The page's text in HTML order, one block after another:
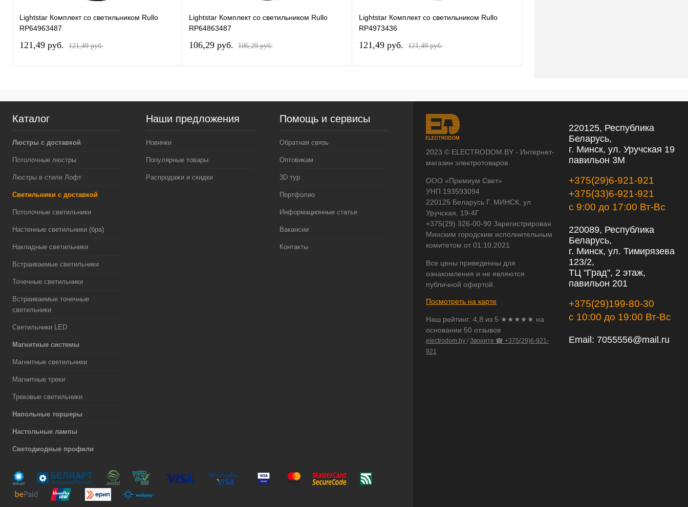
Lightstar Комплект со светильником Rullo
RP64963487
121,49 pуб. 121,49 pуб.
Lightstar Комплект со светильником Rullo
RP64863487
106,29 pуб. 106,29 pуб.
Lightstar Комплект со светильником Rullo
RP4973436
121,49 pуб. 121,49 pуб.
Каталог
Люстры с доставкой
Потолочные люстры
Люстры в стиле Лофт
Светильники с доставкой
Потолочные светильники
Настенные светильники (бра)
Накладные светильники
Встраиваемые светильники
Точечные светильники
Встраиваемые точечные
светильники
Светильники LED
Магнитные системы
Магнитные светильники
Магнитные треки
Трековые светильники
Напольные торшеры
Настольные лампы
Светодиодные профили
Наши предложения
Новинки
Популярные товары
Распродажи и скидки
Помощь и сервисы
Обратная связь
Оптовикам
3D тур
Портфолио
Информационные статьи
Вакансии
Контакты
2023 © ELECTRODOM.BY - Интернет-
магазин электротоваров
ООО «Премиум Свет»
УНП 193593094
220125 Беларусь Г. МИНСК, ул
Уручская, 19-4Г
+375(29) 326-00-90 Зарегистрирован
Минским городским исполнительным
комитетом от 01.10.2021
Все цены приведенны для
ознакомления и не являются
публичной офертой.
Посмотреть на карте
Наш рейтинг: 4,8 из 5 ★★★★★ на
основании 50 отзывов
electrodom.by / Звоните ☎ +375(29)6-921-
921
220125, Республика
Беларусь,
г. Минск, ул. Уручская 19
павильон 3М
+375(29)6-921-921
+375(33)6-921-921
с 9:00 до 17:00 Вт-Вс
220089, Республика
Беларусь,
г. Минск, ул. Тимирязева
123/2,
ТЦ "Град", 2 этаж,
павильон 201
+375(29)199-80-30
с 10:00 до 19:00 Вт-Вс
Email: 7055556@mail.ru